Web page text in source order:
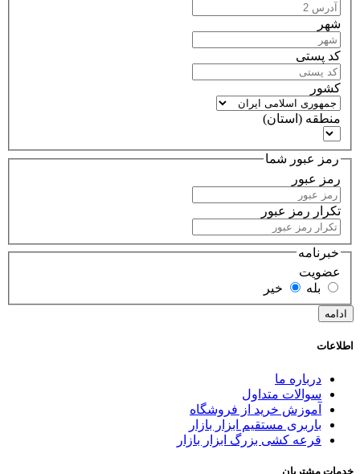
شهر
کد پستی
کشور
منطقه (استان)
رمز عبور شما
رمز عبور
تکرار رمز عبور
خبرنامه
عضویت
اطلاعات
درباره ما
سوالات متداول
آموزش خرید از فروشگاه
باربری مستقیم ابزار بازار
قرعه کشی بزرگ ابزار بازار
خدمات مشتریان